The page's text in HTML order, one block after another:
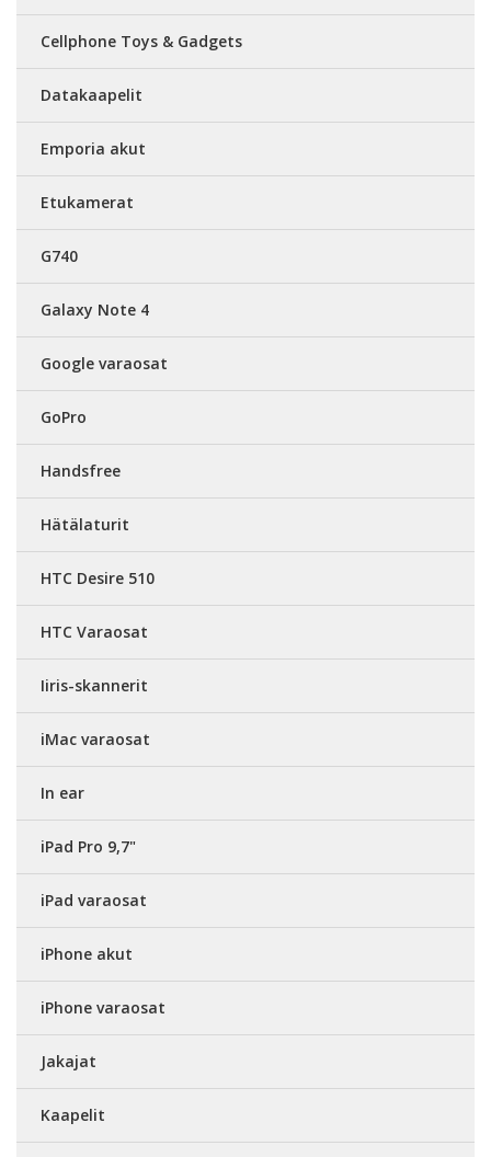
Cellphone Toys & Gadgets
Datakaapelit
Emporia akut
Etukamerat
G740
Galaxy Note 4
Google varaosat
GoPro
Handsfree
Hätälaturit
HTC Desire 510
HTC Varaosat
Iiris-skannerit
iMac varaosat
In ear
iPad Pro 9,7"
iPad varaosat
iPhone akut
iPhone varaosat
Jakajat
Kaapelit